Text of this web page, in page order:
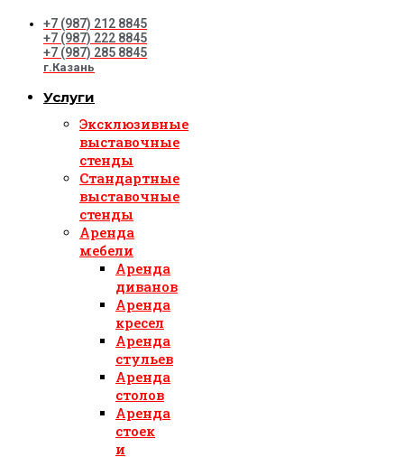
+7 (987) 212 8845
+7 (987) 222 8845
+7 (987) 285 8845
г.Казань
Услуги
Эксклюзивные
выставочные
стенды
Стандартные
выставочные
стенды
Аренда
мебели
Аренда
диванов
Аренда
кресел
Аренда
стульев
Аренда
столов
Аренда
стоек
и